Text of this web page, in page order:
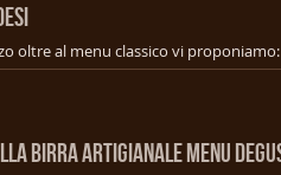
BIRRA ARTIGIANALE MENU